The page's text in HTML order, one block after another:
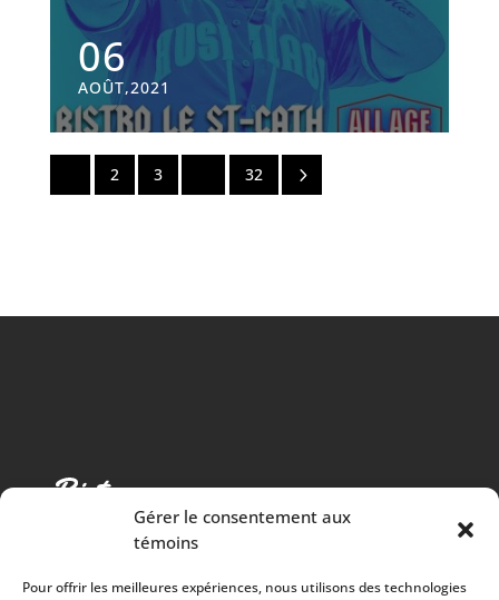
Gérer le consentement aux
témoins
Pour offrir les meilleures expériences, nous utilisons des technologies
06
AOÛT,2021
2 3 32 5